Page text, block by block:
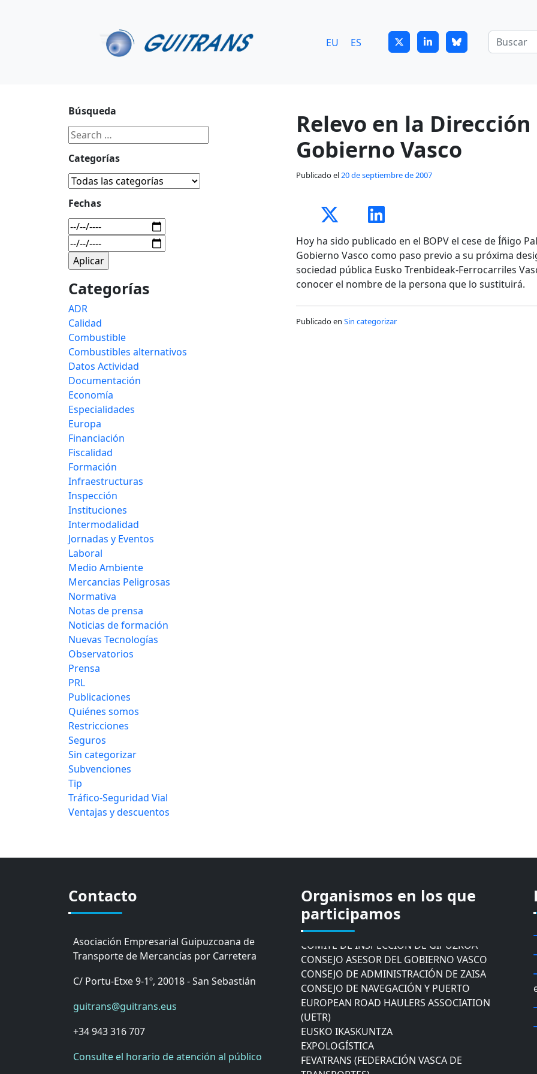
EU ES
Relevo en la
Gobierno Vasco
Publicado el20 de septiembre de 2007
Hoy ha sido publicado en el BOPV el cese de Íñigo
Gobierno Vasco como paso previo a su próxima
sociedad pública Eusko Trenbideak-Ferrocarriles
conocer el nombre de la persona que lo sustituirá.
Publicado en Sin categorizar
Búsqueda
Categorías
Fechas
Categorías
ADR
Calidad
Combustible
Combustibles alternativos
Datos Actividad
Documentación
Economía
Especialidades
Europa
Financiación
Fiscalidad
Formación
Infraestructuras
Inspección
Instituciones
Intermodalidad
Jornadas y Eventos
Laboral
Medio Ambiente
Mercancias Peligrosas
Normativa
Notas de prensa
Noticias de formación
Nuevas Tecnologías
Observatorios
Prensa
PRL
Publicaciones
Quiénes somos
Restricciones
Seguros
Sin categorizar
Subvenciones
Tip
Tráfico-Seguridad Vial
Ventajas y descuentos
Contacto
Asociación Empresarial Guipuzcoana de
Transporte de Mercancías por Carretera
C/ Portu-Etxe 9-1º, 20018 - San Sebastián
guitrans@guitrans.eus
+34 943 316 707
Consulte el horario de atención al público
Organismos en los que
participamos
CÁMARA DE COMERCIO DE GIPUZKOA
COMISIÓN ASESORA DE MOVILIDAD DEL
AYUNTAMIENTO DE DONOSTIA
CONSEJO ASESOR DEL GOBIERNO VASCO
CONSEJO DE ADMINISTRACIÓN DE ZAISA
CONSEJO DE NAVEGACIÓN Y PUERTO
EUROPEAN ROAD HAULERS ASSOCIATION
(UETR)
EUSKO IKASKUNTZA
EXPOLOGÍSTICA
FEVATRANS (FEDERACIÓN VASCA DE
TRANSPORTES)